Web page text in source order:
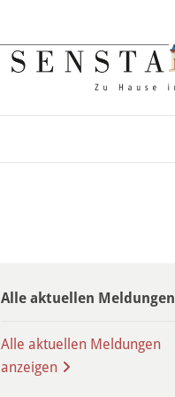
Alle aktuellen Meldungen
Alle aktuellen Meldungen
anzeigen